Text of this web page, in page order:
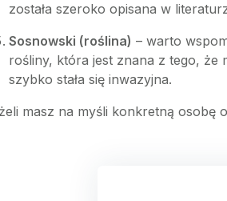
została szeroko opisana w
Sosnowski (roślina) – warto
rośliny, która jest znana z tego, że
szybko stała się inwazyjna.
masz na myśli konkretną osobę